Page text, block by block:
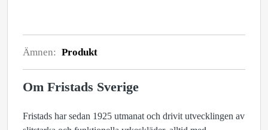
Ämnen: Produkt
Om Fristads Sverige
Fristads har sedan 1925 utmanat och drivit utvecklingen av